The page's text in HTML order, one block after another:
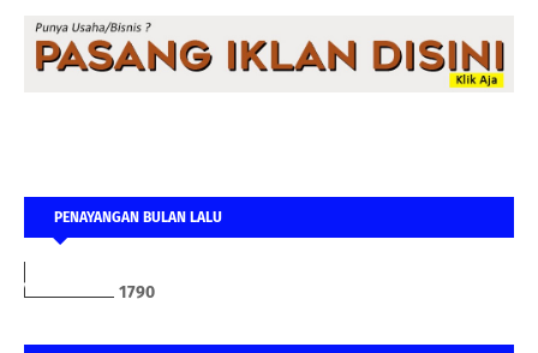
PENAYANGAN BULAN LALU
1790